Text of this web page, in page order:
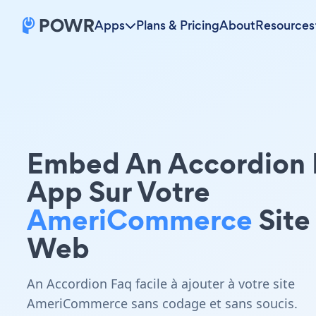
Apps Plans & PricingAboutResources
Embed An Accordion
App Sur Votre
AmeriCommerceSite
Web
An Accordion Faq facile à ajouter à votre site
AmeriCommerce sans codage et sans soucis.